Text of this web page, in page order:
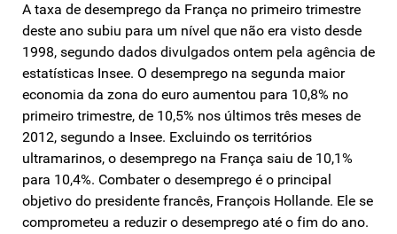
A taxa de desemprego da França no primeiro trimestre
deste ano subiu para um nível que não era visto desde
1998, segundo dados divulgados ontem pela agência de
estatísticas Insee. O desemprego na segunda maior
economia da zona do euro aumentou para 10,8% no
primeiro trimestre, de 10,5% nos últimos três meses de
2012, segundo a Insee. Excluindo os territórios
ultramarinos, o desemprego na França saiu de 10,1%
para 10,4%. Combater o desemprego é o principal
objetivo do presidente francês, François Hollande. Ele se
comprometeu a reduzir o desemprego até o fim do ano.